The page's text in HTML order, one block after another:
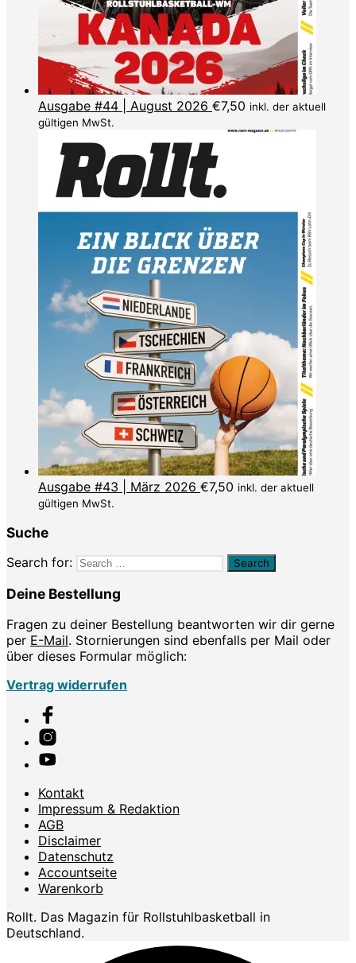
Ausgabe #44 | August 2026 €7,50 inkl. der aktuell
gültigen MwSt.
Ausgabe #43 | März 2026 €7,50 inkl. der aktuell
gültigen MwSt.
Suche
Search for:
Deine Bestellung
Fragen zu deiner Bestellung beantworten wir dir gerne
per E-Mail. Stornierungen sind ebenfalls per Mail oder
über dieses Formular möglich:
Vertrag widerrufen
Kontakt
Impressum & Redaktion
AGB
Disclaimer
Datenschutz
Accountseite
Warenkorb
Rollt. Das Magazin für Rollstuhlbasketball in
Deutschland.